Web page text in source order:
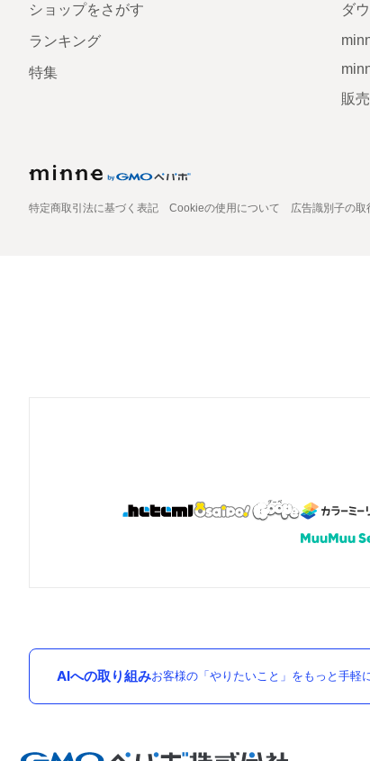
ショップをさがす
ランキング
特集
ダ
販
特定商取引法に基づく表記 Cookieの使用について 広告識別子の取
AIへの取り組みお客様の「やりたいこと」をもっと手軽